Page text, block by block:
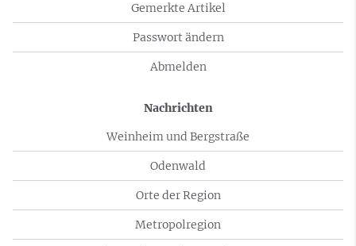
Gemerkte Artikel
Passwort ändern
Abmelden
Nachrichten
Weinheim und Bergstraße
Odenwald
Orte der Region
Metropolregion